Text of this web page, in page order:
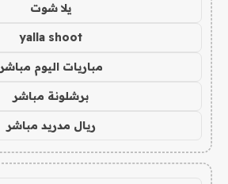
يلا شوت
yalla shoot
مباريات اليوم مباشر
برشلونة مباشر
ريال مدريد مباشر